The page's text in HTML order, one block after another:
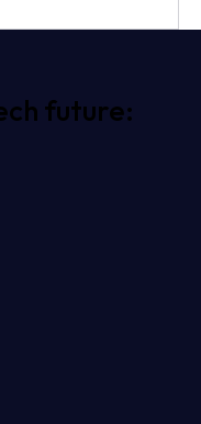
future: